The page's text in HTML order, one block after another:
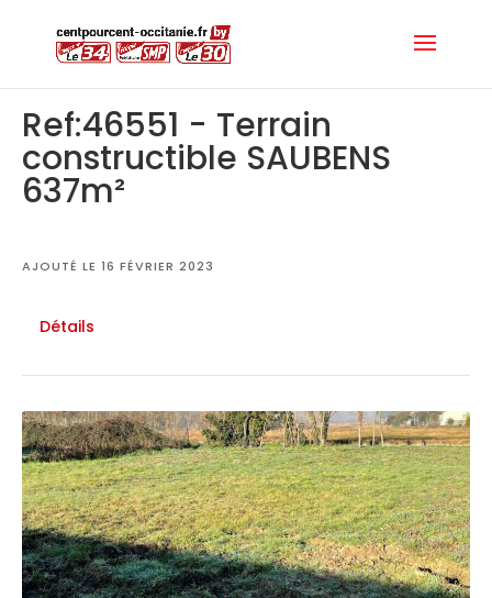
Ref:46551 - Terrain
constructible SAUBENS
637m²
AJOUTÉ LE 16 FÉVRIER 2023
Détails